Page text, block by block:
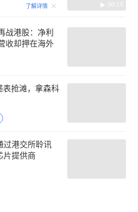
了解详情 00:15
战港股：净利
收却押在海外
表抢滩，拿森科
过港交所聆讯
片提供商